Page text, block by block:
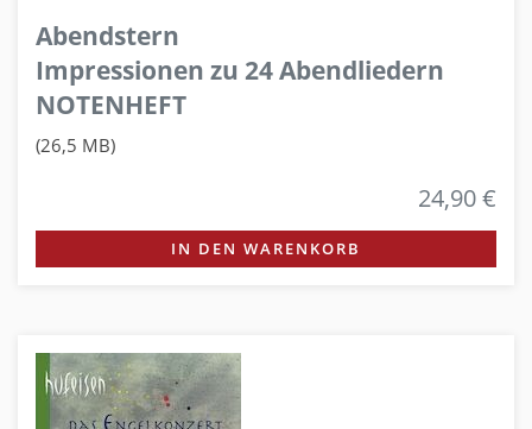
Abendstern
Impressionen zu 24 Abendliedern
NOTENHEFT
(26,5 MB)
24,90 €
IN DEN WARENKORB